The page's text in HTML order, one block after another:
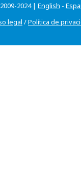
2024 | English -
legal /Política de